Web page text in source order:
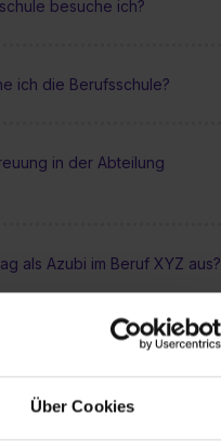
Über Cookies
besuche ich?
ich die Berufsschule?
in der Abteilung
als Azubi im Beruf XYZ aus?